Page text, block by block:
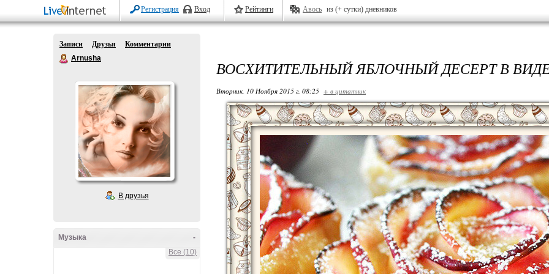
Регистрация Вход Рейтинги Авось из (+ сутки) дневников
Записи Друзья
Комментарии
Arnusha
В друзья
-
Музыка
Все (10)
ВОСХИТИТЕЛЬНЫЙ ЯБЛОЧНЫЙ ДЕСЕРТ В
Вторник, 10 Ноября 2015 г. 08:25 + в цитатник